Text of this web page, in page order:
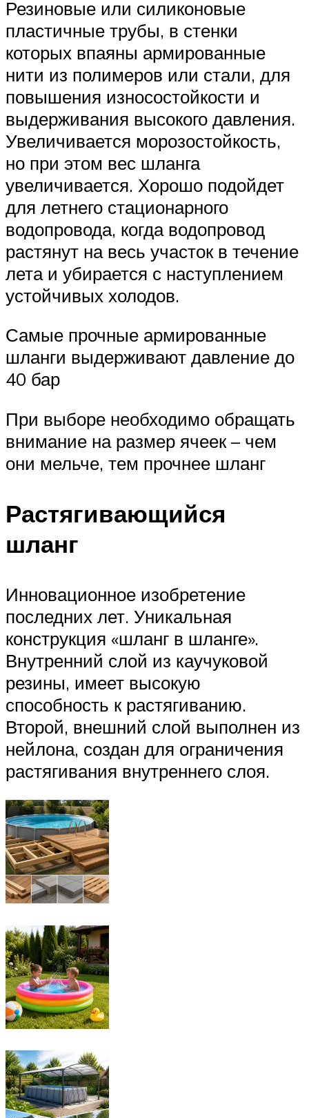
Резиновые или силиконовые
пластичные трубы, в стенки
которых впаяны армированные
нити из полимеров или стали, для
повышения износостойкости и
выдерживания высокого давления.
Увеличивается морозостойкость,
но при этом вес шланга
увеличивается. Хорошо подойдет
для летнего стационарного
водопровода, когда водопровод
растянут на весь участок в течение
лета и убирается с наступлением
устойчивых холодов.
Самые прочные армированные
шланги выдерживают давление до
40 бар
При выборе необходимо обращать
внимание на размер ячеек – чем
они мельче, тем прочнее шланг
Растягивающийся
шланг
Инновационное изобретение
последних лет. Уникальная
конструкция «шланг в шланге».
Внутренний слой из каучуковой
резины, имеет высокую
способность к растягиванию.
Второй, внешний слой выполнен из
нейлона, создан для ограничения
растягивания внутреннего слоя.